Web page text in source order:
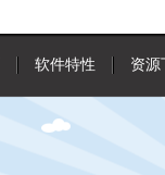
软件特性 资源